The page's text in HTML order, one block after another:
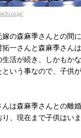
の森麻季さんとの間
一さんと森麻季さん
生活が続き、しかもか
いう事なので、子供
んは森麻季さんとの離
、現在まで子供はいま